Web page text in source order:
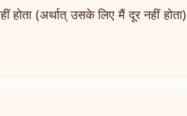
(अर्थात् उसके लिए मैं दूर नहीं होता)